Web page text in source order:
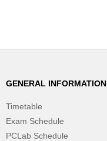
GENERAL INFORMATION
Timetable
Exam Schedule
PCLab Schedule